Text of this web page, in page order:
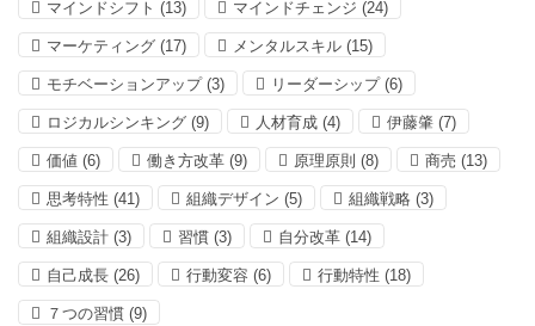
マインドシフト (13) マインドチェンジ (24)
マーケティング (17) メンタルスキル (15)
モチベーションアップ(3) リーダーシップ(6)
ロジカルシンキング (9) 人材育成 (4) 伊藤肇 (7)
価値 (6) 働き方改革 (9) 原理原則 (8) 商売 (13)
思考特性 (41) 組織デザイン (5) 組織戦略 (3)
組織設計 (3) 習慣 (3) 自分改革 (14)
自己成長 (26) 行動変容 (6) 行動特性 (18)
７つの習慣 (9)